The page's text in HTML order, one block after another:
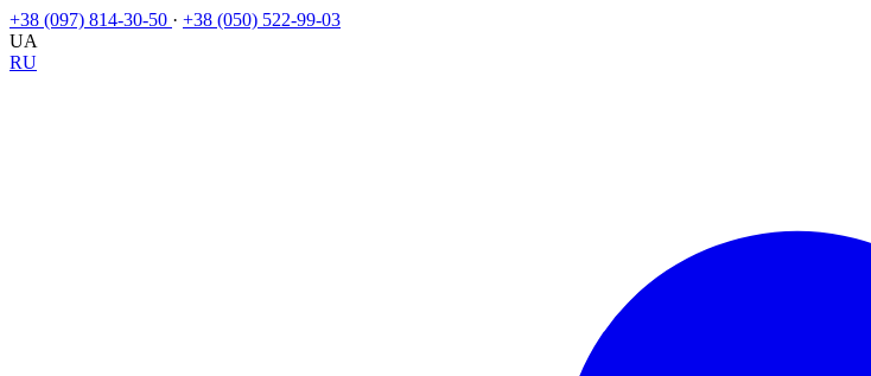
+38 (097) 814-30-50 · +38 (050) 522-99-03
UA
RU